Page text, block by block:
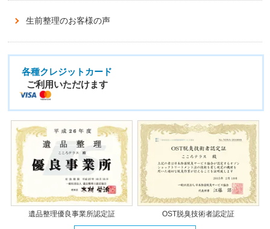
生前整理のお客様の声
各種クレジットカード
ご利用いただけます
遺品整理優良事業所認定証 OST脱臭技術者認定証